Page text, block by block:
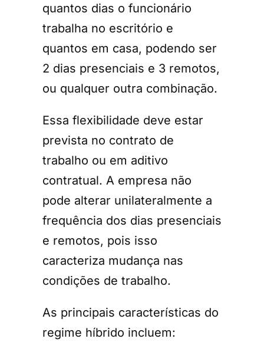
quantos dias o funcionário
trabalha no escritório e
quantos em casa, podendo ser
2 dias presenciais e 3 remotos,
ou qualquer outra combinação.
Essa flexibilidade deve estar
prevista no contrato de
trabalho ou em aditivo
contratual. A empresa não
pode alterar unilateralmente a
frequência dos dias presenciais
e remotos, pois isso
caracteriza mudança nas
condições de trabalho.
As principais características do
regime híbrido incluem: